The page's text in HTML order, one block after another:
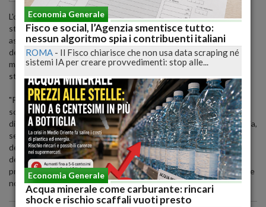
L'outlook di Moody's sulle banche italiane passa da negativo a
stabile. Lo comunica l'agenzia di rating spiegando che le
aspettative per il 2020 sono di un'ulteriore progressiva riduzione
dei crediti deteriorati. Le condizioni di finanziamento delle banche
miglioreranno, spiega ancora l'agenzia, e il loro capitale rimarrà
stabile.
"Prevediamo che i prestiti problematici delle banche italiane
scenderanno nel 2020 per il quinto anno consecutivo - ha
dichiarato Fabio Iannò, vicepresidente senior di Moody's -. Tuttavia,
secondo i dati dell'Autorità bancaria europea, il loro rapporto
dell'8% rimane più che doppio rispetto a quello della media
dell'Unione europea pari al 3%. Teniamo anche conto delle nostre
previsioni per una crescita debole ma positiva del Pil italiano e delle
nostre prospettive stabili sul rating del debito sovrano italiano"
Economia Generale
Fisco e social, l’Agenzia smentisce tutto:
nessun algoritmo spia i contribuenti italiani
ROMA - Il Fisco chiarisce che non usa data scraping né
sistemi IA per creare provvedimenti: stop alle...
Economia Generale
Acqua minerale come carburante: rincari
shock e rischio scaffali vuoti presto